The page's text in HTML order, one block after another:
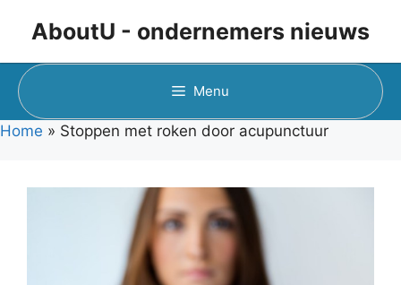
inhoud
AboutU - ondernemers nieuws
Menu
Home » Stoppen met roken door acupunctuur